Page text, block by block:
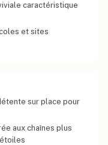
caractéristique
et sites
sur place pour
aux chaînes plus